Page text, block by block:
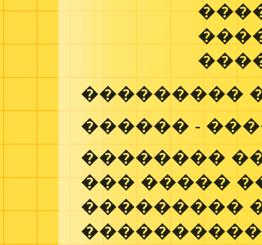
���������
������ -
��������
��� �����
���������